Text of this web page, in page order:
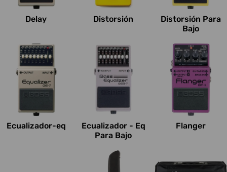
Delay Distorsión
Distorsión Para
Bajo
Ecualizador-eq
Ecualizador - Eq
Para Bajo
Flanger